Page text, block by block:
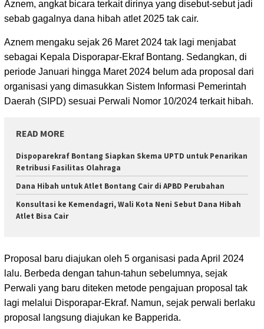
Aznem, angkat bicara terkait dirinya yang disebut-sebut jadi
sebab gagalnya dana hibah atlet 2025 tak cair.
Aznem mengaku sejak 26 Maret 2024 tak lagi menjabat
sebagai Kepala Disporapar-Ekraf Bontang. Sedangkan, di
periode Januari hingga Maret 2024 belum ada proposal dari
organisasi yang dimasukkan Sistem Informasi Pemerintah
Daerah (SIPD) sesuai Perwali Nomor 10/2024 terkait hibah.
READ MORE
Dispoparekraf Bontang Siapkan Skema UPTD untuk Penarikan
Retribusi Fasilitas Olahraga
Dana Hibah untuk Atlet Bontang Cair di APBD Perubahan
Konsultasi ke Kemendagri, Wali Kota Neni Sebut Dana Hibah
Atlet Bisa Cair
Proposal baru diajukan oleh 5 organisasi pada April 2024
lalu. Berbeda dengan tahun-tahun sebelumnya, sejak
Perwali yang baru diteken metode pengajuan proposal tak
lagi melalui Disporapar-Ekraf. Namun, sejak perwali berlaku
proposal langsung diajukan ke Bapperida.